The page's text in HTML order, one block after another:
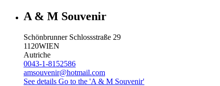
A & M Souvenir
Schönbrunner Schlossstraße 29
1120WIEN
Autriche
0043-1-8152586
amsouvenir@hotmail.com
See details Go to the 'A & M Souvenir'